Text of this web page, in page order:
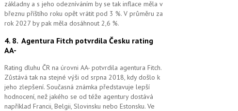
základny a s jeho odezníváním by se tak inflace měla v
březnu příštího roku opět vrátit pod 3 %. V průměru za
rok 2027 by pak měla dosáhnout 2,6 %.
4. 8. Agentura Fitch potvrdila Česku rating
AA-
Rating dluhu ČR na úrovni AA- potvrdila agentura Fitch.
Zůstává tak na stejné výši od srpna 2018, kdy došlo k
jeho zlepšení. Současná známka představuje lepší
hodnocení, než jakého se od téže agentury dostává
například Francii, Belgii, Slovinsku nebo Estonsku. Ve